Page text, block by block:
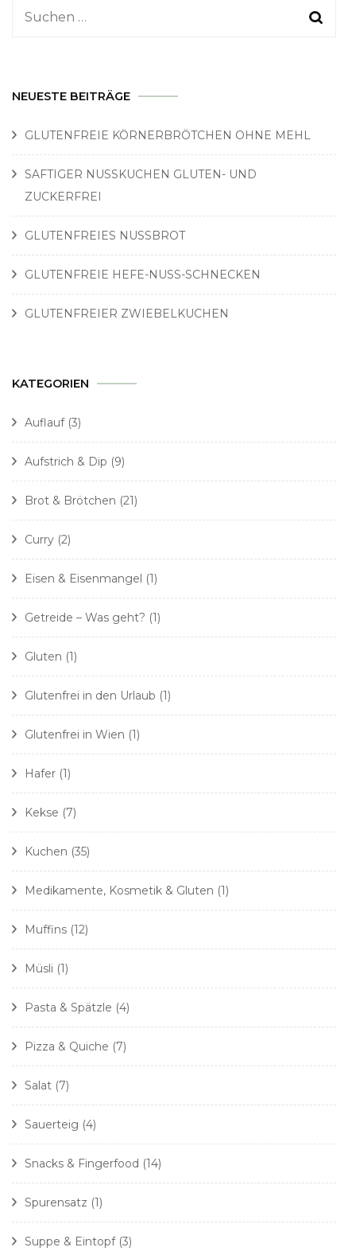
Suchen
NEUESTE BEITRÄGE
GLUTENFREIE KÖRNERBRÖTCHEN OHNE MEHL
SAFTIGER NUSSKUCHEN GLUTEN- UND
ZUCKERFREI
GLUTENFREIES NUSSBROT
GLUTENFREIE HEFE-NUSS-SCHNECKEN
GLUTENFREIER ZWIEBELKUCHEN
KATEGORIEN
Auflauf(3)
Aufstrich & Dip (9)
Brot & Brötchen (21)
Curry (2)
Eisen & Eisenmangel (1)
Getreide – Was geht? (1)
Gluten (1)
Glutenfrei in den Urlaub (1)
Glutenfrei in Wien (1)
Hafer (1)
Kekse (7)
Kuchen (35)
Medikamente, Kosmetik & Gluten (1)
Muffins (12)
Müsli (1)
Pasta & Spätzle (4)
Pizza & Quiche (7)
Salat (7)
Sauerteig (4)
Snacks & Fingerfood (14)
Spurensatz (1)
Suppe & Eintopf(3)